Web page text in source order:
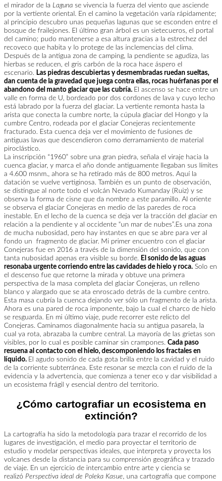
el mirador de la Laguna se vivencia la fuerza del viento que asciende
por la vertiente oriental. En el camino la vegetación varía rápidamente;
al principio descubro unas pequeñas lagunas que se esconden entre el
bosque de frailejones. El último gran árbol es un sietecueros, el portal
del camino; pudo mantenerse a esa altura gracias a la estrechez del
recoveco que habita y lo protege de las inclemencias del clima.
Después de la antigua zona de camping, la pendiente se agudiza, las
hierbas se reducen, el gris carbón de la roca hace áspero el
escenario. Las piedras descubiertas y desmembradas ruedan sueltas,
dan cuenta de la gravedad que juega contra ellas, rocas huérfanas por el
abandono del manto glaciar que las cubría. El ascenso se hace entre un
valle en forma de U, bordeado por dos cordones de lava y cuyo lecho
está labrado por la fuerza del glaciar. La vertiente remonta hasta la
arista que conecta la cumbre norte, la cúpula glaciar del Hongo y la
cumbre Centro, rodeada por el glaciar Conejeras recientemente
fracturado. Esta cuenca deja ver el movimiento de fusiones de
antiguas lavas que descendieron como derramamiento de material
piroclástico.
La inscripción “1960” sobre una gran piedra, señala el viraje hacia la
cuenca glaciar, y marca el año donde antiguamente llegaban sus límites
a 4.600 msnm., ahora se ha retirado más de 800 metros. Aquí la
datación se vuelve vertiginosa. También es un punto de observación,
se distingue al norte todo el volcán Nevado Kumanday (Ruiz) y se
observa la forma de cisne que da nombre a este paramillo. Al oriente
se observa el glaciar Conejeras en medio de las paredes de roca
inestable. En el lecho de la cuenca se deja ver la tracción del glaciar en
relación a la pendiente y al occidente “un mar de nubes”.Es una zona
de mucha nubosidad, pero hay instantes en que se abre para ver al
fondo un fragmento de glaciar. Mi primer encuentro con el glaciar
Conejeras fue en 2016 a través de la dimensión del sonido, que con
tanta nubosidad apenas era visible su borde. El sonido de las aguas
resonaba urgente corriendo entre las cavidades de hielo y roca. Solo en
el descenso fue que retorne la mirada y obtuve una primera
perspectiva de la masa completa del glaciar Conejeras, un relleno
blanco y alargado que se ata enroscado detrás de la cumbre centro.
Esta masa cubría la cuenca dejando ver sólo un fragmento de la arista.
Ahora es una pared de roca imponente, bajo la cual el charco de hielo
se resguarda. En mi último viaje, pude recorrer este relicto del
Conejeras. Caminamos diagonalmente hacia su antigua pasarela, la
cual ya rota, abrazaba la cumbre central. La mayoría de las grietas son
visibles, por lo cual es posible caminar sin crampones. Cada paso
resuena al contacto con el hielo, descomponiendo los fractales en
líquido. El agudo sonido de cada gota brilla entre la cavidad y el ruido
de la corriente subterránea. Este resonar se mezcla con el ruido de la
evidencia y la advertencia, que comienza a tener eco y dar visibilidad a
un ecosistema frágil y esencial dentro del territorio.
¿Cómo cartografiar un ecosistema en
extinción?
La cartografía ha sido la metodología para trazar el recorrido de los
lugares de investigación, el medio para proyectar el territorio de
estudio y modelar perspectivas ideales, que interpreta y proyecta los
volcanes desde la distancia para su comprensión geográfica y trazado
de viaje. En un ejercicio de intercambio entre arte y ciencia se
realizó Perspectiva ideal de Poleka Kasue, una cartografía que compone